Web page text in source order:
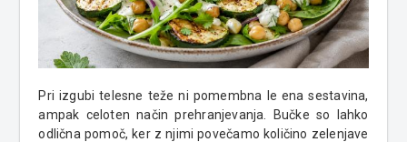
Pri izgubi telesne teže ni pomembna le ena sestavina,
ampak celoten način prehranjevanja. Bučke so lahko
odlična pomoč, ker z njimi povečamo količino zelenjave